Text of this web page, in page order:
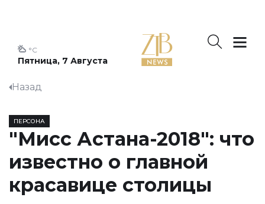
Пятница, 7 Августа
°C
Назад
ПЕРСОНА
"Мисс Астана-2018": что
известно о главной
красавице столицы